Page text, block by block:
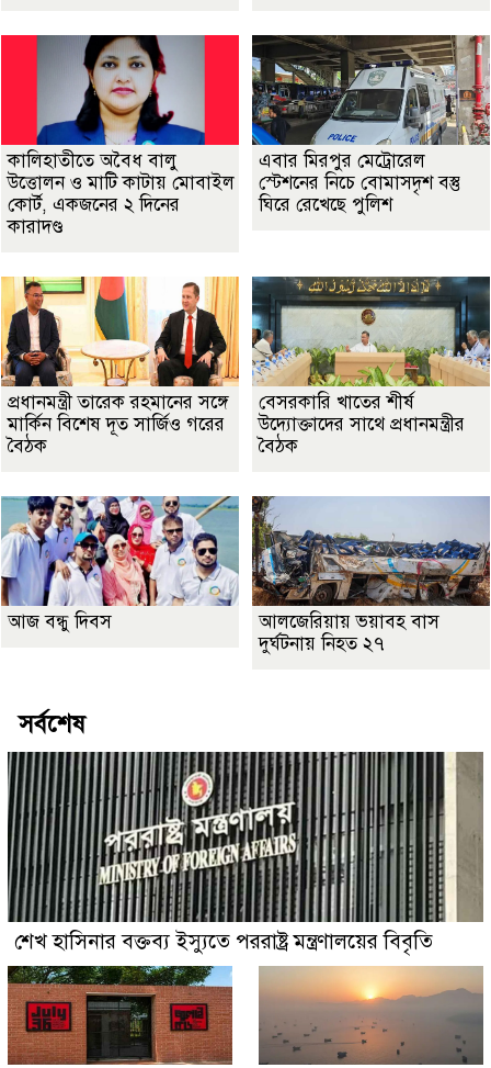
কালিহাতীতে অবৈধ বালু
উত্তোলন ও মাটি কাটায় মোবাইল
কোর্ট, একজনের ২ দিনের
কারাদণ্ড
এবার মিরপুর মেট্রোরেল
স্টেশনের নিচে বোমাসদৃশ বস্তু
ঘিরে রেখেছে পুলিশ
প্রধানমন্ত্রী তারেক রহমানের সঙ্গে
মার্কিন বিশেষ দূত সার্জিও গরের
বৈঠক
বেসরকারি খাতের শীর্ষ
উদ্যোক্তাদের সাথে প্রধানমন্ত্রীর
বৈঠক
আজ বন্ধু দিবস
আলজেরিয়ায় ভয়াবহ বাস
দুর্ঘটনায় নিহত ২৭
সর্বশেষ
শেখ হাসিনার বক্তব্য ইস্যুতে পররাষ্ট্র মন্ত্রণালয়ের বিবৃতি